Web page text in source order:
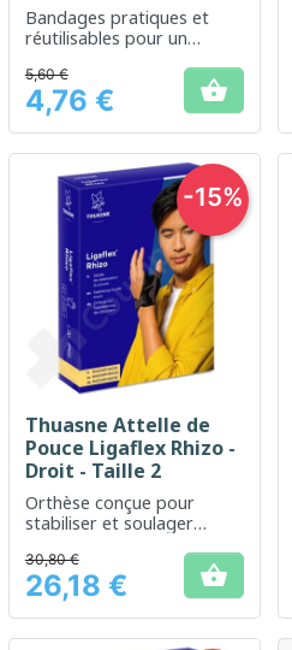
Bandages pratiques et
réutilisables pour un
articulations
Prix
5,60 €
4,76 € 
Thuasne Attelle de
Pouce Ligaflex Rhizo -
Droit - Taille 2
Orthèse conçue pour
stabiliser et soulager
Prix
30,80 €
26,18 € 
-15%